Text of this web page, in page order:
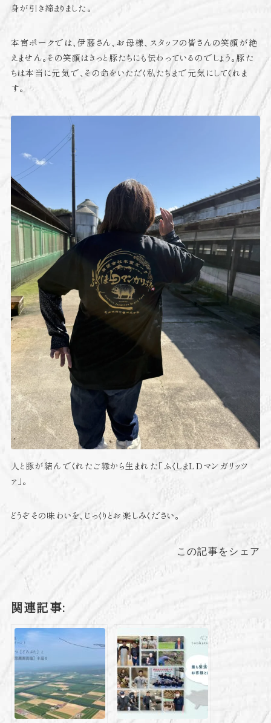
身が引き締まりました。
本宮ポークでは、伊藤さん、お母様、スタッフの皆さんの笑顔が絶
えません。その笑顔はきっと豚たちにも伝わっているのでしょう。豚た
ちは本当に元気で、その命をいただく私たちまで元気にしてくれま
す。
人と豚が結んでくれたご縁から生まれた「ふくしまLDマンガリッツ
ァ」。
どうぞその味わいを、じっくりとお楽しみください。
この記事をシェア
関連記事: